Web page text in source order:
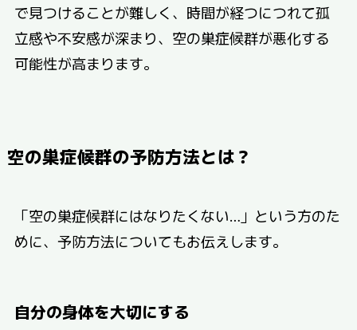
で見つけることが難しく、時間が経つにつれて孤
立感や不安感が深まり、空の巣症候群が悪化する
可能性が高まります。
空の巣症候群の予防方法とは？
「空の巣症候群にはなりたくない…」という方のた
めに、予防方法についてもお伝えします。
自分の身体を大切にする